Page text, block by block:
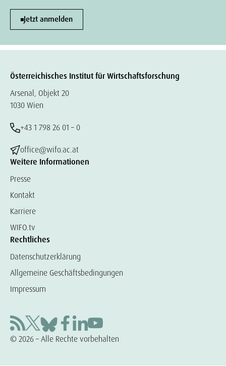
Jetzt anmelden
Österreichisches Institut für Wirtschaftsforschung
Arsenal, Objekt 20
1030 Wien
+43 1 798 26 01 – 0
office@wifo.ac.at
Weitere Informationen
Presse
Kontakt
Karriere
WIFO.tv
Rechtliches
Datenschutzerklärung
Allgemeine Geschäftsbedingungen
Impressum
© 2026 – Alle Rechte vorbehalten